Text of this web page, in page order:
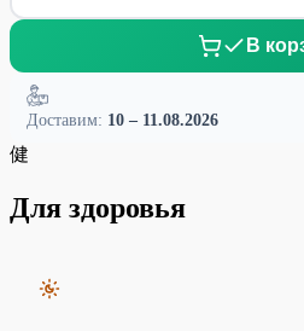
свойствам, этот тизан идеально
помогая расслабиться и улучшить
Для приготовления чая "Листья
мл кипятка и оставьте настаиваться в
чтобы насладиться его
В
Доставим: 10 – 11.08.2026
健
Для здоровья